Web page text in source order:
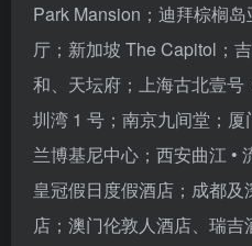
Park Mansion；迪拜棕榈
厅；新加坡 The Capitol；
和、天坛府；上海古北壹
圳湾 1 号；南京九间堂；
兰博基尼中心；西安曲江 •
皇冠假日度假酒店；成都
店；澳门伦敦人酒店、瑞